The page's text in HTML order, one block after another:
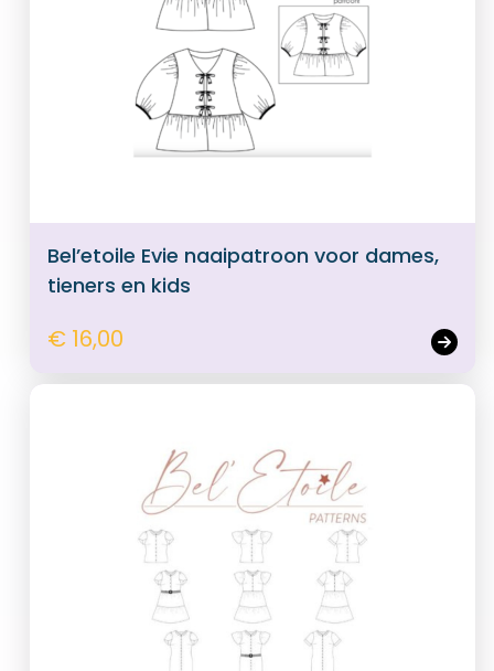
Bel’etoile Evie naaipatroon voor dames,
tieners en kids
€ 16,00